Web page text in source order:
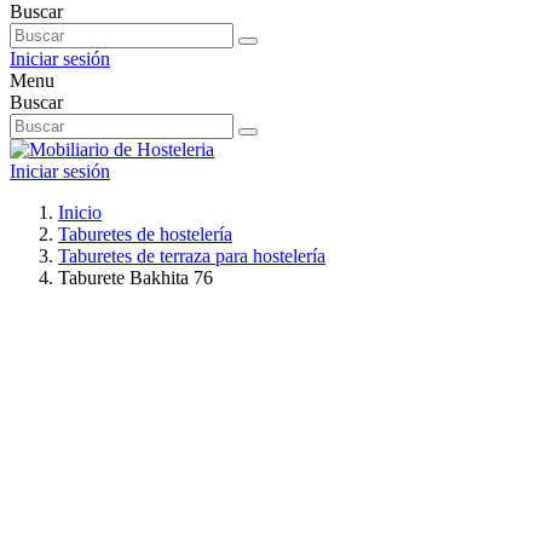
Buscar
Iniciar sesión
Menu
Buscar
Iniciar sesión
Inicio
Taburetes de hostelería
Taburetes de terraza para hostelería
Taburete Bakhita 76